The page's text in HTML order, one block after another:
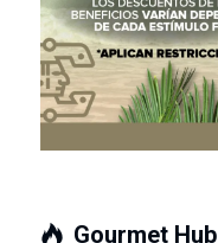
Gourmet Hub